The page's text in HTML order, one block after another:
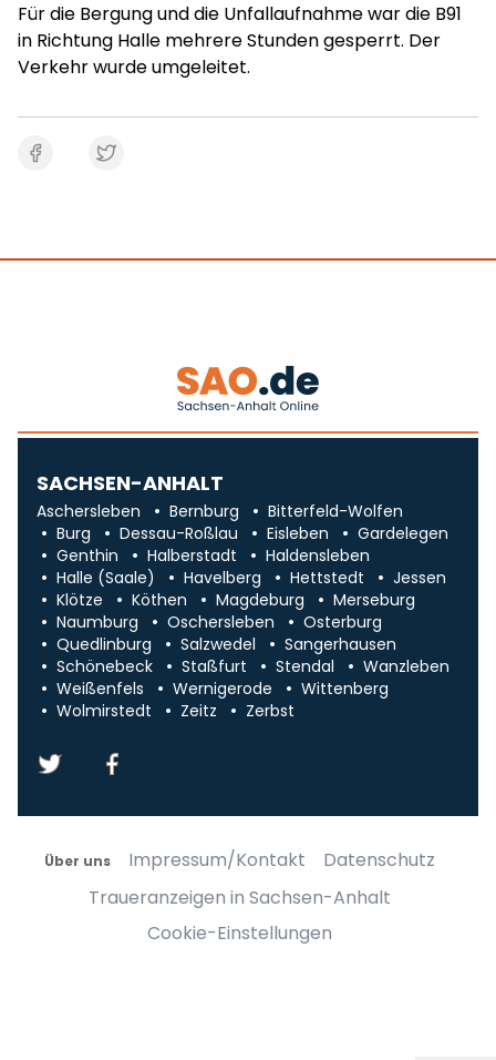
Für die Bergung und die Unfallaufnahme war die B91
in Richtung Halle mehrere Stunden gesperrt. Der
Verkehr wurde umgeleitet.
SACHSEN-ANHALT
Aschersleben Bernburg
Bitterfeld-Wolfen
Burg
Dessau-Roßlau Eisleben
Gardelegen
Genthin
Halberstadt
Haldensleben
Halle (Saale)
Havelberg Hettstedt
Jessen
Klötze
Köthen Magdeburg
Merseburg
Naumburg
Oschersleben
Osterburg
Quedlinburg
Salzwedel
Sangerhausen
Schönebeck
Staßfurt Stendal
Wanzleben
Weißenfels
Wernigerode
Wittenberg
Wolmirstedt
Zeitz Zerbst
Über uns Impressum/Kontakt
Datenschutz
Traueranzeigen in Sachsen-Anhalt
Cookie-Einstellungen